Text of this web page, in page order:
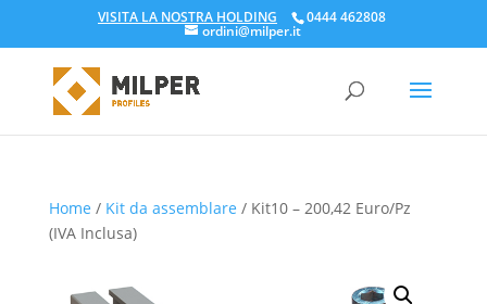
VISITA LA NOSTRA HOLDING 0444 462808
ordini@milper.it
Products
search
Home / Kit da assemblare / Kit10 – 200,42 Euro/Pz
(IVA Inclusa)